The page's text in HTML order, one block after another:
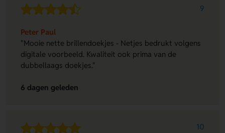
9
Peter Paul
"Mooie nette brillendoekjes - Netjes bedrukt volgens
digitale voorbeeld. Kwaliteit ook prima van de
dubbellaags doekjes."
6 dagen geleden
10